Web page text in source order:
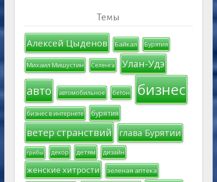
Темы
Алексей Цыденов Байкал Бурятия
Михаил Мишустин Селенга Улан-Удэ
авто автомобильное бетон бизнес
бизнес в интернете бурятия
ветер странствий глава Бурятии
грибы декор детям дизайн
женские хитрости зеленая аптека